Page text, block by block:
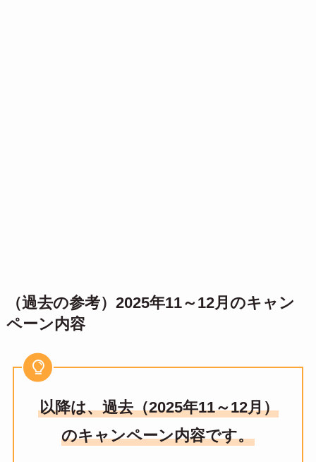
（過去の参考）2025年11～12月のキャン
ペーン内容
以降は、過去（2025年11～12月）
のキャンペーン内容です。